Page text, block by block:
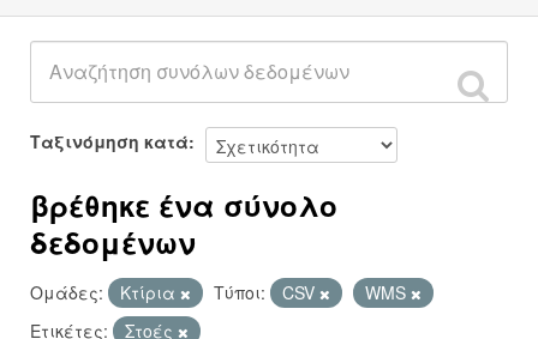
Ταξινόμηση κατά
βρέθηκε ένα σύνολο
δεδομένων
Ομάδες: Κτίρια Τύποι: CSV
WMS
Ετικέτες:
Στοές